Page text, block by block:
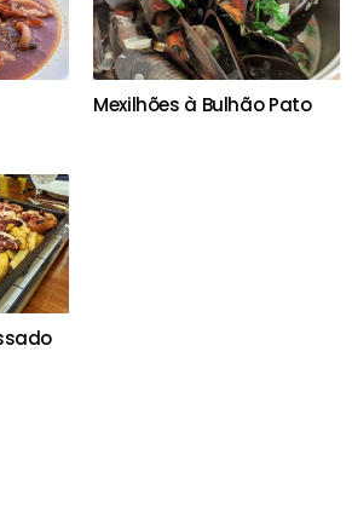
Mexilhões à Bulhão Pato